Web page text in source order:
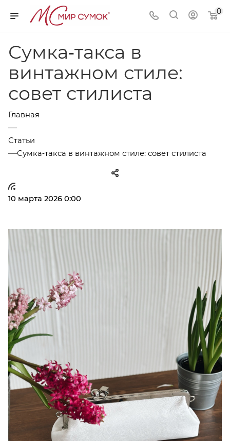
0
Сумка‑такса в
винтажном стиле:
совет стилиста
Главная
—
Статьи
—Сумка‑такса в винтажном стиле: совет стилиста
10 марта 2026 0:00